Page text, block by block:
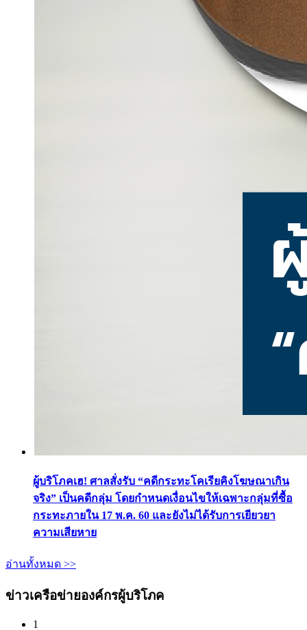
ผู้บริโภคเฮ! ศาลสั่งรับ “คดีกระทะโคเรียคิงโฆษณาเกิน
จริง” เป็นคดีกลุ่ม โดยกำหนดเงื่อนไขให้เฉพาะกลุ่มที่ซื้อ
กระทะภายใน 17 พ.ค. 60 และยังไม่ได้รับการเยียวยา
ความเสียหาย
อ่านทั้งหมด >>
ข่าวเครือข่ายองค์กรผู้บริโภค
1